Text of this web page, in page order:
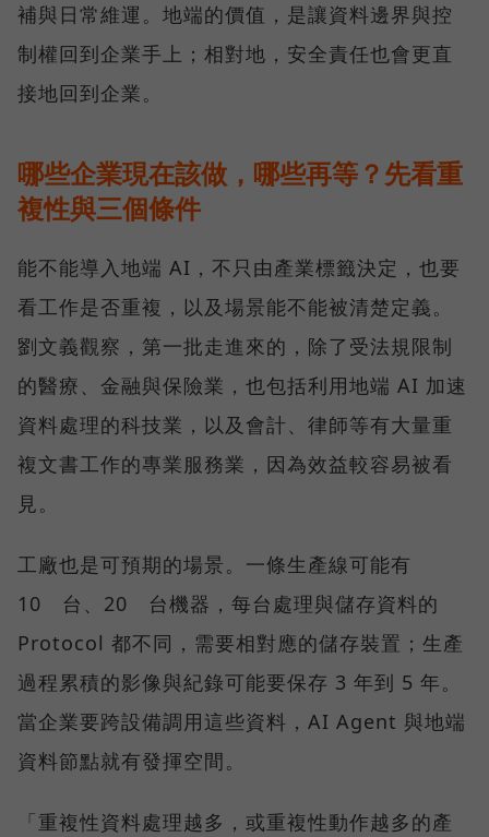
補與日常維運。地端的價值，是讓資料邊界與控
制權回到企業手上；相對地，安全責任也會更直
接地回到企業。
哪些企業現在該做，哪些再等？先看重
複性與三個條件
能不能導入地端 AI，不只由產業標籤決定，也要
看工作是否重複，以及場景能不能被清楚定義。
劉文義觀察，第一批走進來的，除了受法規限制
的醫療、金融與保險業，也包括利用地端 AI 加速
資料處理的科技業，以及會計、律師等有大量重
複文書工作的專業服務業，因為效益較容易被看
見。
工廠也是可預期的場景。一條生產線可能有
10 台、20 台機器，每台處理與儲存資料的
Protocol 都不同，需要相對應的儲存裝置；生產
過程累積的影像與紀錄可能要保存 3 年到 5 年。
當企業要跨設備調用這些資料，AI Agent 與地端
資料節點就有發揮空間。
「重複性資料處理越多，或重複性動作越多的產